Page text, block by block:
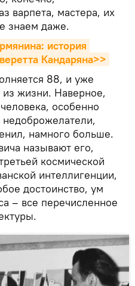
варпета, мастера, их
знаем даже.
история
Кандаряна>>
88, и уже
жизни. Наверное,
особенно
намного больше.
называют его,
космической
интеллигенции,
достоинство, ум
– все перечисленное